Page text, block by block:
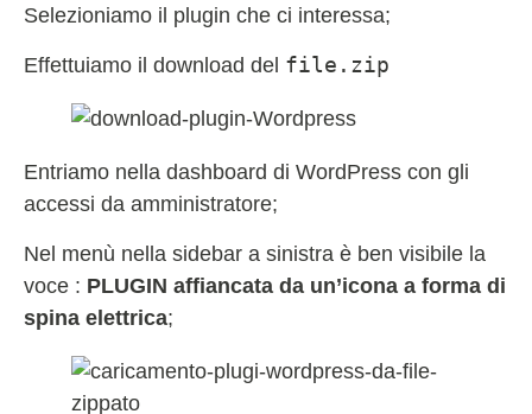
Selezioniamo il plugin che ci interessa;
Effettuiamo il download del file.zip
Entriamo nella dashboard di WordPress con gli
accessi da amministratore;
Nel menù nella sidebar a sinistra è ben visibile la
voce : PLUGIN affiancata da un’icona a forma di
spina elettrica;